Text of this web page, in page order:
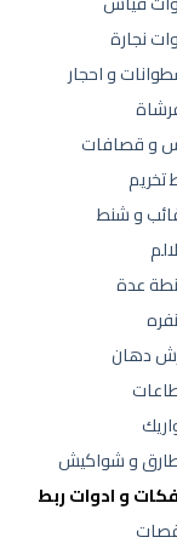
نجارة
و احجار
و قصافات
تخريم
و شنط
عدة
دهان
و شواكيش
و ادوات ربط